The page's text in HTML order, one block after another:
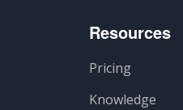
Resources
Pricing
Knowledge